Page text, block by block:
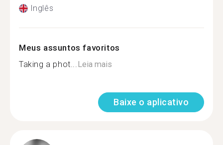
Inglês
Meus assuntos favoritos
Taking a phot...Leia mais
Baixe o aplicativo